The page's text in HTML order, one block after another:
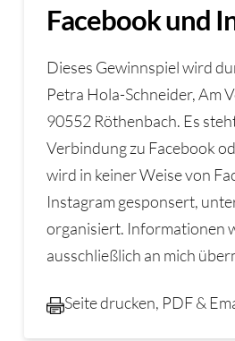
Facebook und
Dieses Gewinnspiel wird
Petra Hola-Schneider, Am
90552 Röthenbach. Es
Verbindung zu Facebook
wird in keiner Weise von
Instagram gesponsert,
organisiert. Informationen
ausschließlich an mich
Seite drucken, PDF &